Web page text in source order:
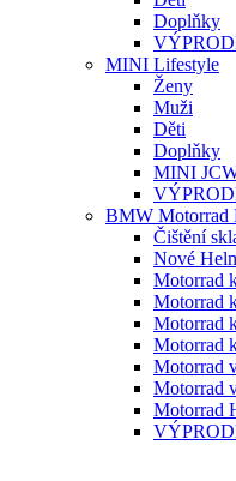
Doplňky
MINI Lifestyle
Ženy
Muži
Děti
Doplňky
MINI
BMW Motorrad
Čištění
Nové
Motorrad
Motorrad
Motorrad
Motorrad
Motorrad
Motorrad
Motorrad